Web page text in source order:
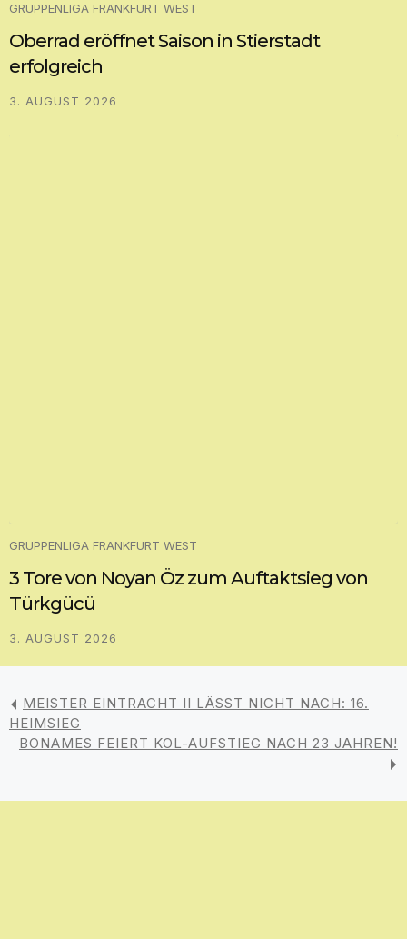
GRUPPENLIGA FRANKFURT WEST
Oberrad eröffnet Saison in Stierstadt
erfolgreich
3. AUGUST 2026
GRUPPENLIGA FRANKFURT WEST
3 Tore von Noyan Öz zum Auftaktsieg von
Türkgücü
3. AUGUST 2026
MEISTER EINTRACHT II LÄSST NICHT NACH: 16.
HEIMSIEG
BONAMES FEIERT KOL-AUFSTIEG NACH 23 JAHREN!